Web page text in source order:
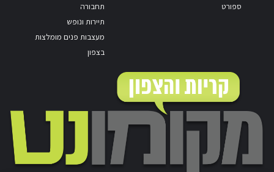
ספורט
תחבורה
תיירות ונופש
מעצבות פנים מומלצות
בצפון